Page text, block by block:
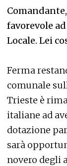
favorevole
Locale. Lei
Ferma
comunale
Trieste è
italiane ad
dotazione
sarà
novero degli